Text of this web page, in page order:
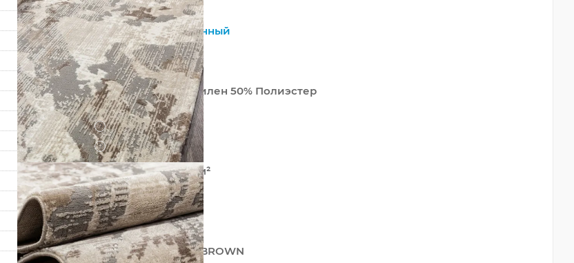
Полипропилен
Лофт,Современный
Абстракция
Турция
50% Полипропилен 50% Полиэстер
Машинный
?
Средний
?
Хит-сет
462 000 точек/м²
10 мм
2350 г/м²
ARMINA
GA017C GREY / BROWN